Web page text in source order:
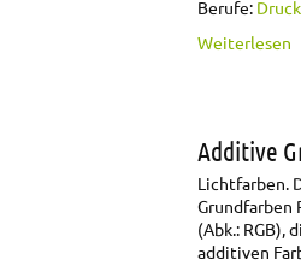
Berufe: Druck
Weiterlesen
Additive
Lichtfarben.
Grundfarben
(Abk.: RGB),
additiven